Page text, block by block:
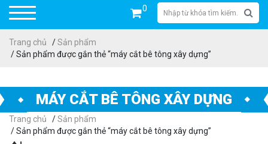
0
Trang chủ /Sản phẩm
/ Sản phẩm được gắn thẻ “máy cắt bê tông xây dựng”
MÁY CẮT BÊ TÔNG XÂY DỰNG
Trang chủ /Sản phẩm
/ Sản phẩm được gắn thẻ “máy cắt bê tông xây dựng”